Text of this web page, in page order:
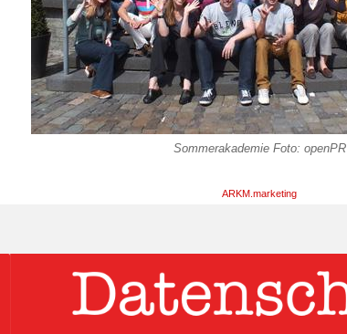
Sommerakademie Foto: openPR
ARKM.marketing